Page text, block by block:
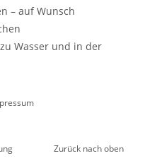
– auf Wunsch
Wasser und in der
Zurück nach oben